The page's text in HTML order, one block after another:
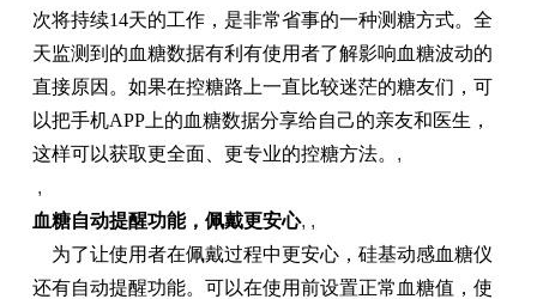
次将持续14天的工作，是非常省事的一种测糖方式。全
天监测到的血糖数据有利有使用者了解影响血糖波动的
直接原因。如果在控糖路上一直比较迷茫的糖友们，可
以把手机APP上的血糖数据分享给自己的亲友和医生，
这样可以获取更全面、更专业的控糖方法。 ,
,
血糖自动提醒功能，佩戴更安心, ,
为了让使用者在佩戴过程中更安心，硅基动感血糖仪
还有自动提醒功能。可以在使用前设置正常血糖值，使